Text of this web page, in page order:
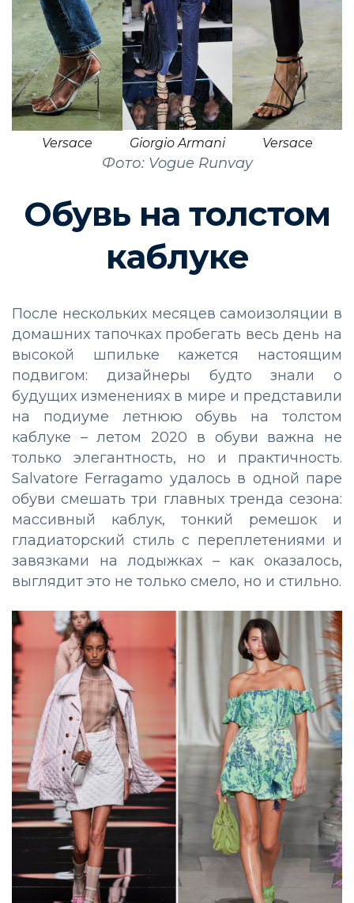
Versace Giorgio Armani Versace
Фото: Vogue Runvay
Обувь на толстом
каблуке
После нескольких месяцев самоизоляции в
домашних тапочках пробегать весь день на
высокой шпильке кажется настоящим
подвигом: дизайнеры будто знали о
будущих изменениях в мире и представили
на подиуме летнюю обувь на толстом
каблуке – летом 2020 в обуви важна не
только элегантность, но и практичность.
Salvatore Ferragamo удалось в одной паре
обуви смешать три главных тренда сезона:
массивный каблук, тонкий ремешок и
гладиаторский стиль с переплетениями и
завязками на лодыжках – как оказалось,
выглядит это не только смело, но и стильно.